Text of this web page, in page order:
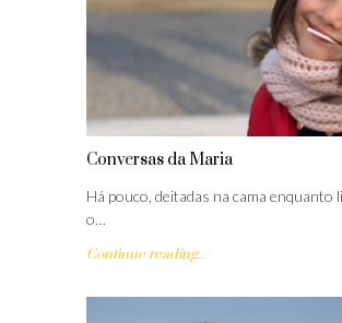
Conversas da Maria
Há pouco, deitadas na cama enquanto
o…
Continue reading...